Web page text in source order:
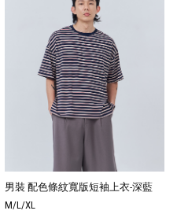
男裝 配色條紋寬版短袖上衣-深藍
M/L/XL